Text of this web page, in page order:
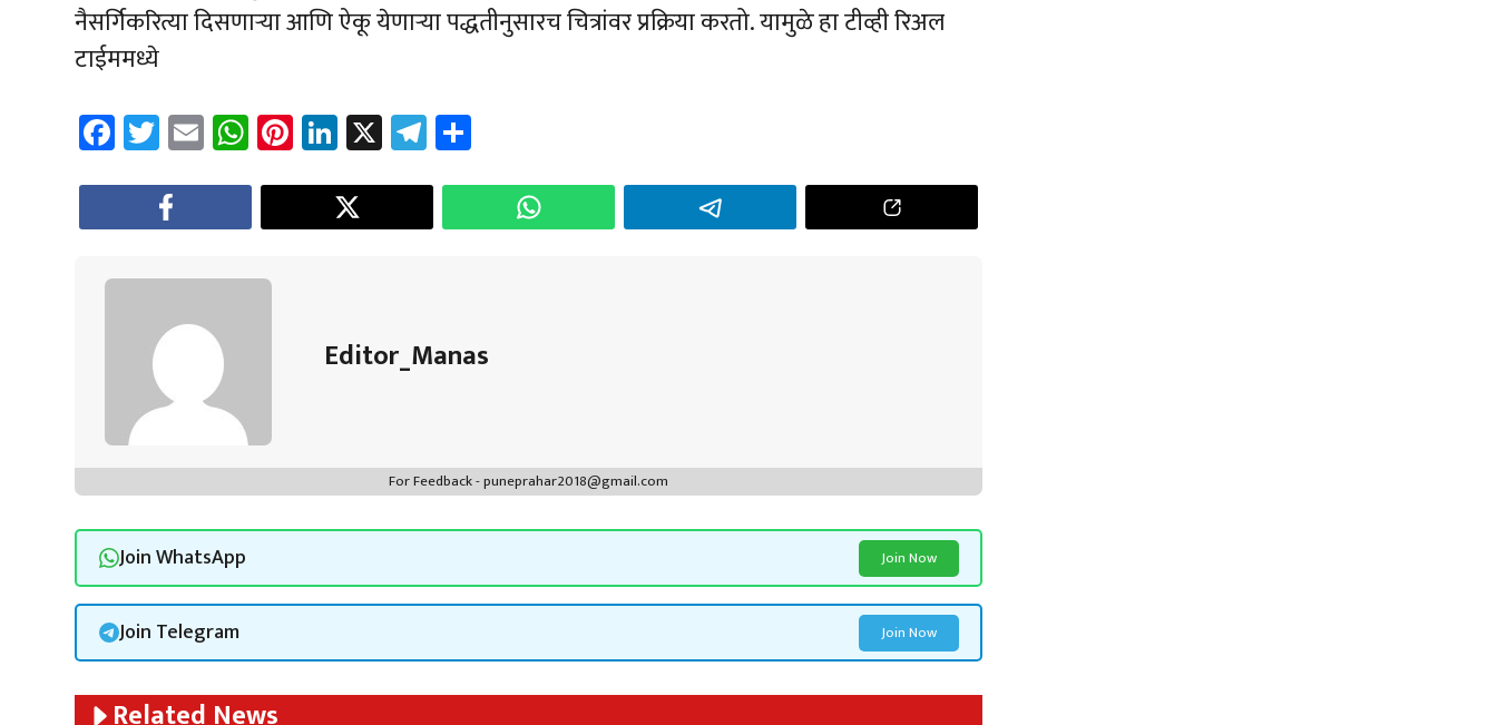
नैसर्गिकरित्या दिसणाऱ्या आणि ऐकू येणाऱ्या पद्धतीनुसारच चित्रांवर प्रक्रिया करतो. यामुळे हा टीव्ही रिअल
टाईममध्ये
Fa
ce
b
o
ok
T
wi
tt
er
E
m
ail
W
h
at
sA
p
Pi
nt
er
es
Li
nk
e
dI
X Te
le
gr
a
e
Editor_Manas
For Feedback - puneprahar2018@gmail.com
Join WhatsApp Join Now
Join Telegram Join Now